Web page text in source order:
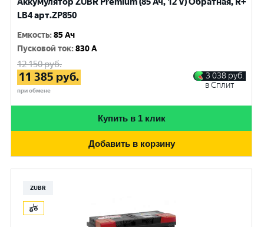
LB4 арт.ZP850
Емкость:85 Ач
Пусковой ток:830 A
12 150руб.
11 385 руб.
при обмене
3 038 руб.
в Сплит
Купить в 1 клик
Добавить в корзину
ZUBR